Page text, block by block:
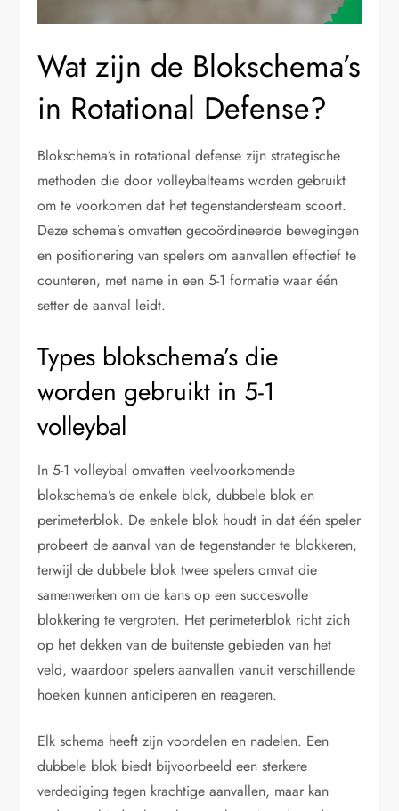
Wat zijn de Blokschema’s
in Rotational Defense?
Blokschema’s in rotational defense zijn strategische
methoden die door volleybalteams worden gebruikt
om te voorkomen dat het tegenstandersteam scoort.
Deze schema’s omvatten gecoördineerde bewegingen
en positionering van spelers om aanvallen effectief te
counteren, met name in een 5-1 formatie waar één
setter de aanval leidt.
Types blokschema’s die
worden gebruikt in 5-1
volleybal
In 5-1 volleybal omvatten veelvoorkomende
blokschema’s de enkele blok, dubbele blok en
perimeterblok. De enkele blok houdt in dat één speler
probeert de aanval van de tegenstander te blokkeren,
terwijl de dubbele blok twee spelers omvat die
samenwerken om de kans op een succesvolle
blokkering te vergroten. Het perimeterblok richt zich
op het dekken van de buitenste gebieden van het
veld, waardoor spelers aanvallen vanuit verschillende
hoeken kunnen anticiperen en reageren.
Elk schema heeft zijn voordelen en nadelen. Een
dubbele blok biedt bijvoorbeeld een sterkere
verdediging tegen krachtige aanvallen, maar kan